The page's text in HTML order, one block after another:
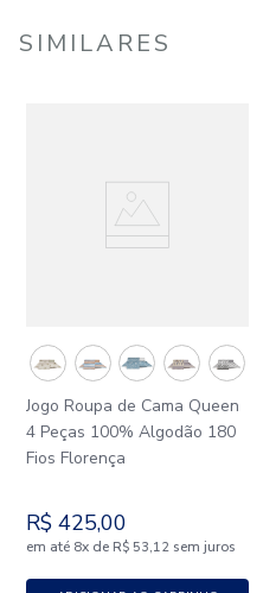
SIMILARES
Jogo Roupa de Cama Queen
4 Peças 100% Algodão 180
Fios Florença
R$ 425,00
em até 8x de R$ 53,12 sem juros